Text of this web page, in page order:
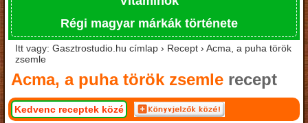
Régi magyar márkák története
Itt vagy: Gasztrostudio.hu címlap › Recept › Acma, a puha török
zsemle
Acma, a puha török zsemle recept
Kedvenc receptek közé